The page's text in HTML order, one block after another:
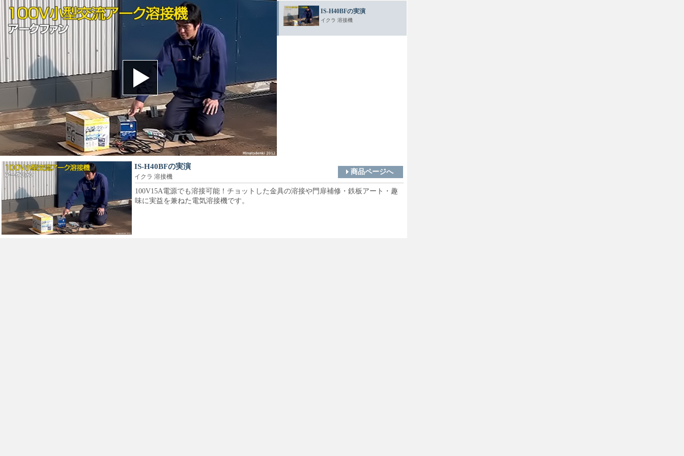
IS-H40BFの実演
イクラ 溶接機
IS-H40BFの実演
イクラ 溶接機
100V15A電源でも溶接可能！チョットした金具の溶接や門扉補修・鉄板アート・趣
味に実益を兼ねた電気溶接機です。